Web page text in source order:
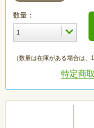
数量：
（数量は在庫がある場合は
特定商